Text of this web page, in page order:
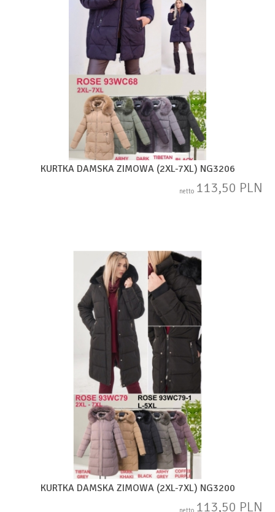
KURTKA DAMSKA ZIMOWA (2XL-7XL) NG3206
netto 113,50 PLN
KURTKA DAMSKA ZIMOWA (2XL-7XL) NG3200
113,50 PLN